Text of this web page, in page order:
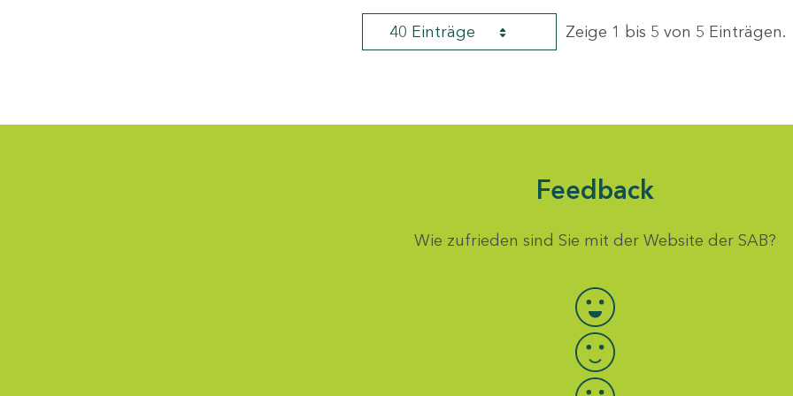
40 Einträge Zeige 1 bis 5 von 5 Einträgen.
Feedback
Wie zufrieden sind Sie mit der Website der SAB?
Bewertung auswählen